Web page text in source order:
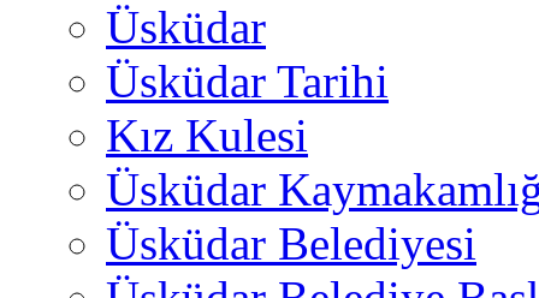
Üsküdar
Üsküdar Tarihi
Kız Kulesi
Üsküdar
Üsküdar Belediyesi